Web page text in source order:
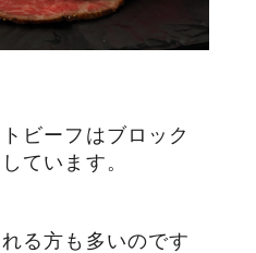
贈り物・ギフト
ビーフはブロック
ています。
る方も多いのです